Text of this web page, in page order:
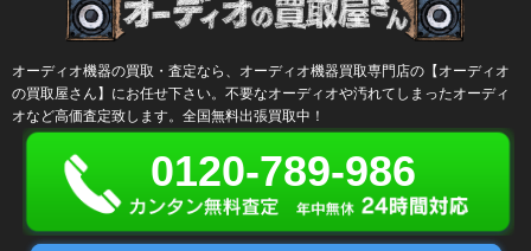
オーディオ機器の買取・査定なら、オーディオ機器買取専門店の【オーディオ
の買取屋さん】にお任せ下さい。不要なオーディオや汚れてしまったオーディ
オなど高価査定致します。全国無料出張買取中！
0120-789-986